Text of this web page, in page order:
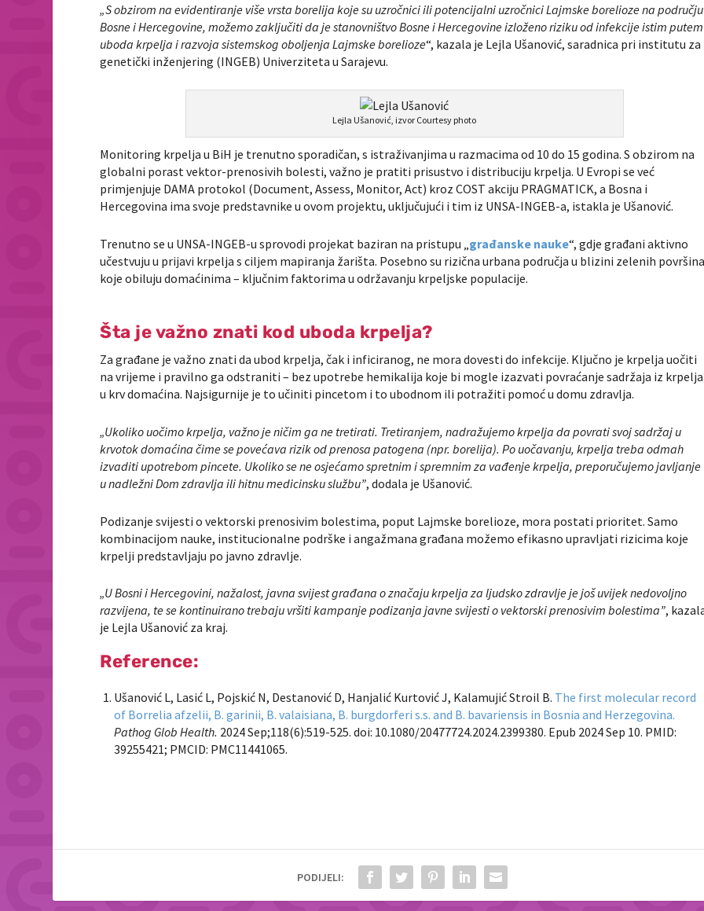
„S obzirom na evidentiranje više vrsta borelija koje su uzročnici ili potencijalni uzročnici Lajmske borelioze na području
Bosne i Hercegovine, možemo zaključiti da je stanovništvo Bosne i Hercegovine izloženo riziku od infekcije istim putem
uboda krpelja i razvoja sistemskog oboljenja Lajmske borelioze“, kazala je Lejla Ušanović, saradnica pri institutu za
genetički inženjering (INGEB) Univerziteta u Sarajevu.
Lejla Ušanović, izvor Courtesy photo
Monitoring krpelja u BiH je trenutno sporadičan, s istraživanjima u razmacima od 10 do 15 godina. S obzirom na
globalni porast vektor-prenosivih bolesti, važno je pratiti prisustvo i distribuciju krpelja. U Evropi se već
primjenjuje DAMA protokol (Document, Assess, Monitor, Act) kroz COST akciju PRAGMATICK, a Bosna i
Hercegovina ima svoje predstavnike u ovom projektu, uključujući i tim iz UNSA-INGEB-a, istakla je Ušanović.
Trenutno se u UNSA-INGEB-u sprovodi projekat baziran na pristupu „ građanske nauke“, gdje građani aktivno
učestvuju u prijavi krpelja s ciljem mapiranja žarišta. Posebno su rizična urbana područja u blizini zelenih
koje obiluju domaćinima – ključnim faktorima u održavanju krpeljske populacije.
Šta je važno znati kod uboda krpelja?
Za građane je važno znati da ubod krpelja, čak i inficiranog, ne mora dovesti do infekcije. Ključno je krpelja uočiti
na vrijeme i pravilno ga odstraniti – bez upotrebe hemikalija koje bi mogle izazvati povraćanje sadržaja iz krpelja
u krv domaćina. Najsigurnije je to učiniti pincetom i to ubodnom ili potražiti pomoć u domu zdravlja.
„Ukoliko uočimo krpelja, važno je ničim ga ne tretirati. Tretiranjem, nadražujemo krpelja da povrati svoj sadržaj u
krvotok domaćina čime se povećava rizik od prenosa patogena (npr. borelija). Po uočavanju, krpelja treba odmah
izvaditi upotrebom pincete. Ukoliko se ne osjećamo spretnim i spremnim za vađenje krpelja, preporučujemo javljanje
u nadležni Dom zdravlja ili hitnu medicinsku službu”, dodala je Ušanović.
Podizanje svijesti o vektorski prenosivim bolestima, poput Lajmske borelioze, mora postati prioritet. Samo
kombinacijom nauke, institucionalne podrške i angažmana građana možemo efikasno upravljati rizicima koje
krpelji predstavljaju po javno zdravlje.
„U Bosni i Hercegovini, nažalost, javna svijest građana o značaju krpelja za ljudsko zdravlje je još uvijek nedovoljno
razvijena, te se kontinuirano trebaju vršiti kampanje podizanja javne svijesti o vektorski prenosivim bolestima”,
je Lejla Ušanović za kraj.
Reference:
Ušanović L, Lasić L, Pojskić N, Destanović D, Hanjalić Kurtović J, Kalamujić Stroil B. The first molecular record
of Borrelia afzelii, B. garinii, B. valaisiana, B. burgdorferi s.s. and B. bavariensis in Bosnia and Herzegovina.
Pathog Glob Health. 2024 Sep;118(6):519-525. doi: 10.1080/20477724.2024.2399380. Epub 2024 Sep 10. PMID:
39255421; PMCID: PMC11441065.
PODIJELI: